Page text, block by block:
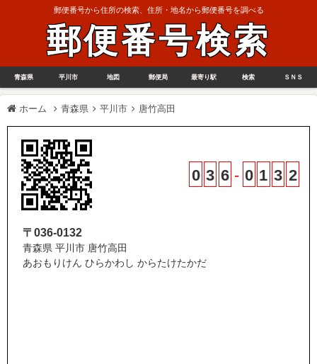
郵便番号から住所の検索、住所・地名から郵便番号を調べる
郵便番号検索
青森県 平川市 地図 郵便局 最寄り駅 検索 ＳＮＳ
ホーム 青森県 平川市 唐竹高田
0 3 6 - 0 1 3 2
〒036-0132
青森県 平川市 唐竹高田
あおもりけん ひらかわし からたけたかだ